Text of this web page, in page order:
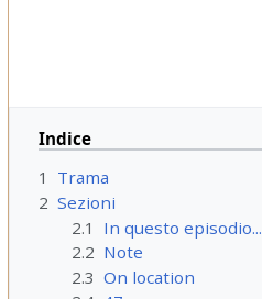
Indice
1
Trama
2 Sezioni
2.1
In questo episodio...
2.2 Note
2.3 On location